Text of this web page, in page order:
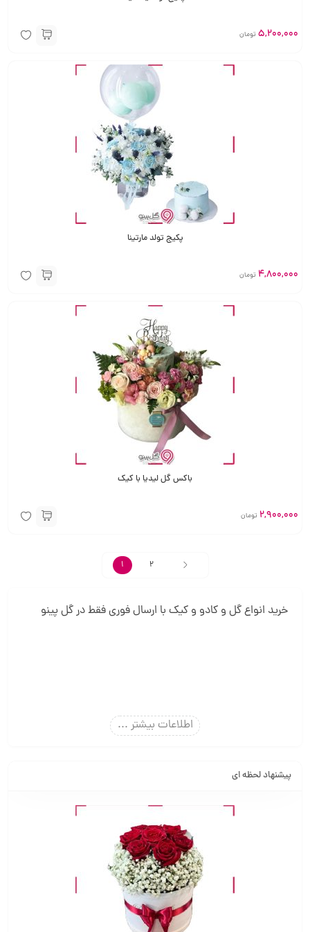
5,200,000 تومان
پکیج تولد مارتینا
4,800,000 تومان
باکس گل لیدیا با کیک
2,900,000 تومان
1 2
خرید انواع گل و کادو و کیک با ارسال فوری فقط در گل پینو
اطلاعات بیشتر ...
پیشنهاد لحظه ای